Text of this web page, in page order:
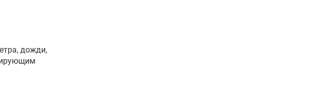
дожди,